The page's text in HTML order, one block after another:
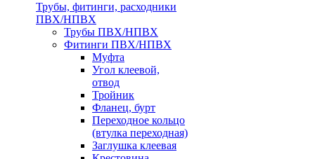
Трубы, фитинги, расходники
ПВХ/НПВХ
Трубы ПВХ/НПВХ
Фитинги ПВХ/НПВХ
Муфта
Угол клеевой,
отвод
Тройник
Фланец, бурт
Переходное кольцо
(втулка переходная)
Заглушка клеевая